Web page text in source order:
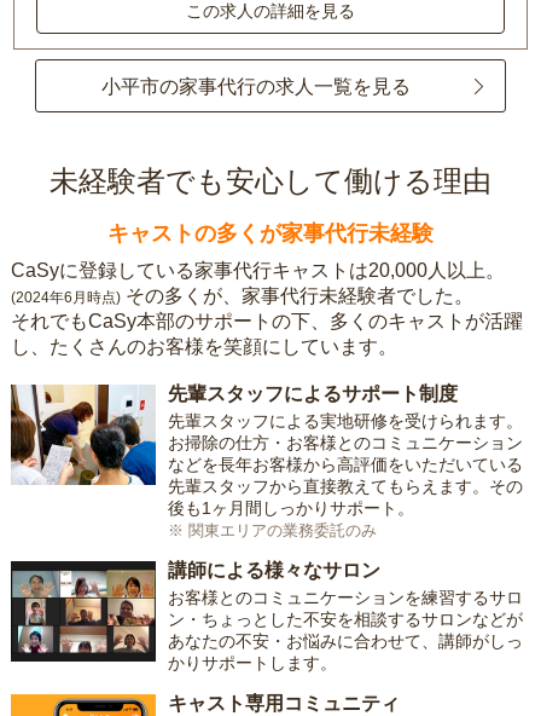
この求人の詳細を見る
小平市の家事代行の求人一覧を見る
未経験者でも安心して働ける理由
キャストの多くが家事代行未経験
CaSyに登録している家事代行キャストは20,000人以上。
(2024年6月時点) その多くが、家事代行未経験者でした。
それでもCaSy本部のサポートの下、多くのキャストが活躍
し、たくさんのお客様を笑顔にしています。
先輩スタッフによるサポート制度
先輩スタッフによる実地研修を受けられます。
お掃除の仕方・お客様とのコミュニケーション
などを長年お客様から高評価をいただいている
先輩スタッフから直接教えてもらえます。その
後も1ヶ月間しっかりサポート。
※ 関東エリアの業務委託のみ
講師による様々なサロン
お客様とのコミュニケーションを練習するサロ
ン・ちょっとした不安を相談するサロンなどが
あなたの不安・お悩みに合わせて、講師がしっ
かりサポートします。
キャスト専用コミュニティ